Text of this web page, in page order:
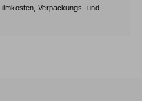
Verpackungs- und